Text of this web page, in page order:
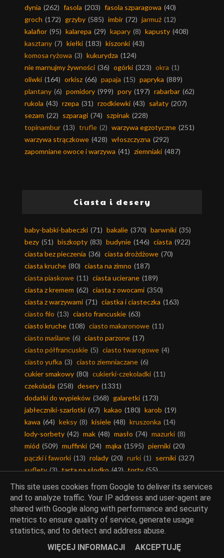
dynia (262) fasola (203) fasola szparagowa (40)
groch (172) grzyby (585) imbir (72) jarmuż (12)
kalafior (95) kalarepa (29) kapary (8) kapusty (408)
kasztany (7) kiełki (183) kiszonki (43)
komosa ryżowa (3) kukurydza (124)
nie marnujmy żywności (36) ogórki (323) okra (1)
oliwki (164) orkisz (66) papaja (15) papryka (889)
plantany (6) pomidory (999) pory (197) rabarbar (62)
rukola (43) rzepa (31) rzodkiewki (43) sałaty (207)
sezam (22) szparagi (74) szpinak (228)
topinambur (13) trufle (2) warzywa egzotyczne (251)
warzywa strączkowe (428) włoszczyzna (292)
zapomniane owoce i warzywa (41) ziemniaki (487)
Ciasta i desery
baby-babki-babeczki (71) bakalie (370) barwniki (35)
bezy (51) biszkopty (83) budynie (146) ciasta (922)
ciasta bez pieczenia (36) ciasta drożdżowe (70)
ciasta kruche (80) ciasta na zimno (187)
ciasta piaskowe (11) ciasta ucierane (189)
ciasta z kremem (62) ciasta z owocami (350)
ciasta z warzywami (71) ciastka i ciasteczka (163)
ciasto filo (13) ciasto francuskie (63)
ciasto kruche (108) ciasto makaronowe (11)
ciasto maślane (6) ciasto parzone (17)
ciasto półfrancuskie (5) ciasto twarogowe (4)
ciasto yufka (3) ciasto ziemniaczane (6)
cukier smakowy (80) cukierki-czekoladki (11)
czekolada (258) desery (1331)
dodatki do wypieków (368) galaretki (173)
jabłeczniki-szarlotki (67) kakao (180) karob (19)
kawa (64) keksy (8) kisiele (48) kruszonka (14)
lody-sorbety (42) mak (48) masło (74) mazurki (8)
miód (509) muffinki (24) mąka (1595) pierniki (20)
pączki i faworki (13) rolady (20) rurki (1) serniki (327)
suflety (3) tarta na słodko (42) torty (55)
weekendowa cukiernia
Mięsa
This site uses cookies from Google to deliver its services
and to analyze traffic. Your IP address and user-agent are
shared with Google along with performance and security
metrics to ensure quality of service, generate usage
statistics, and to detect and address abuse.
WIĘCEJ INFORMACJI
AKCEPTUJĘ